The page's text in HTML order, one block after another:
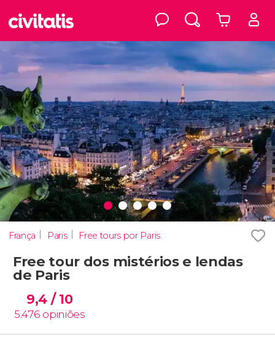
França Paris Free tours por Paris
Free tour dos mistérios e lendas
de Paris
9,4 / 10
5.476 opiniões